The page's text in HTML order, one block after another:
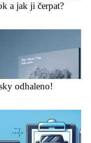
a jak ji čerpat?
odhaleno!